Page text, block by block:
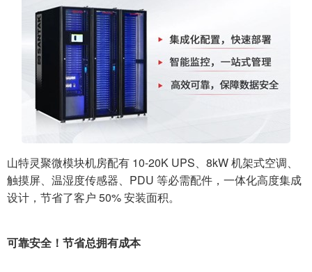
山特灵聚微模块机房配有 10-20K UPS、8kW 机架式空调、
触摸屏、温湿度传感器、PDU 等必需配件，一体化高度集成
设计，节省了客户 50% 安装面积。
可靠安全！节省总拥有成本